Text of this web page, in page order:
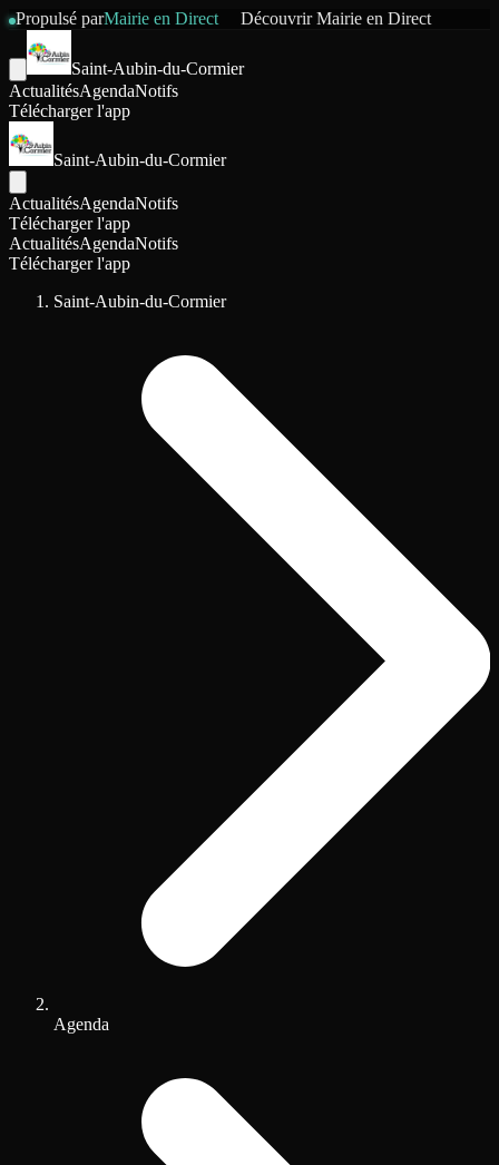
Propulsé parMairie en Direct DécouvrirMairie en Direct
Saint-Aubin-du-Cormier
ActualitésAgendaNotifs
Télécharger l'app
Saint-Aubin-du-Cormier
ActualitésAgendaNotifs
Télécharger l'app
ActualitésAgendaNotifs
Télécharger l'app
Saint-Aubin-du-Cormier
Agenda